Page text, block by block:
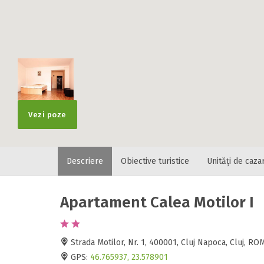
Vezi poze
Descriere Obiective turistice Unități de
Apartament Calea Motilor I
Strada Motilor, Nr. 1, 400001, Cluj Napoca, Cluj,
GPS: 46.765937, 23.578901